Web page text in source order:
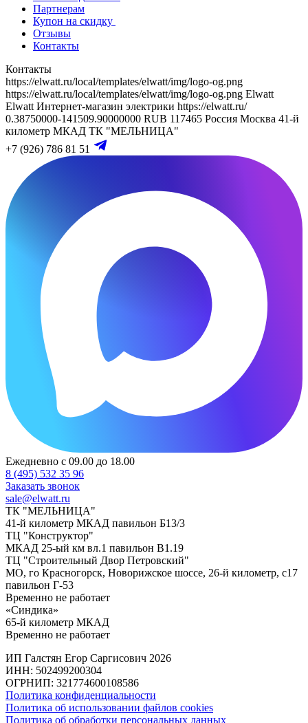
Партнерам
Купон на скидку
Отзывы
Контакты
Контакты
https://elwatt.ru/local/templates/elwatt/img/logo-og.png
https://elwatt.ru/local/templates/elwatt/img/logo-og.png Elwatt
Elwatt Интернет-магазин электрики https://elwatt.ru/
0.38750000-141509.90000000 RUB 117465 Россия Москва 41-й
километр МКАД ТК "МЕЛЬНИЦА"
+7 (926) 786 81 51
Ежедневно с 09.00 до 18.00
8 (495) 532 35 96
Заказать звонок
sale@elwatt.ru
ТК "МЕЛЬНИЦА"
41-й километр МКАД павильон Б13/3
ТЦ "Конструктор"
МКАД 25-ый км вл.1 павильон В1.19
ТЦ "Строительный Двор Петровский"
МО, го Красногорск, Новорижское шоссе, 26-й километр, с17
павильон Г-53
Временно не работает
«Синдика»
65-й километр МКАД
Временно не работает
ИП Галстян Егор Саргисович 2026
ИНН: 502499200304
ОГРНИП: 321774600108586
Политика конфиденциальности
Политика об использовании файлов cookies
Политика об обработки персональных данных